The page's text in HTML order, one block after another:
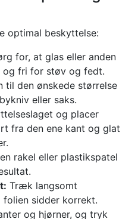
optimal beskyttelse:
for, at glas eller anden
og fri for støv og fedt.
til den ønskede størrelse
eller saks.
og placer
fra den ene kant og glat
rakel eller plastikspatel
Træk langsomt
sidder korrekt.
og hjørner, og tryk